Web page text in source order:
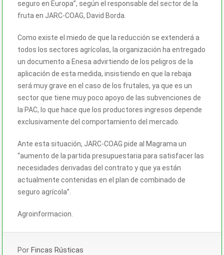
seguro en Europa”, según el responsable del sector de la
fruta en JARC-COAG, David Borda.
Como existe el miedo de que la reducción se extenderá a
todos los sectores agrícolas, la organización ha entregado
un documento a Enesa advirtiendo de los peligros de la
aplicación de esta medida, insistiendo en que la rebaja
será muy grave en el caso de los frutales, ya que es un
sector que tiene muy poco apoyo de las subvenciones de
la PAC, lo que hace que los productores ingresos depende
exclusivamente del comportamiento del mercado.
Ante esta situación, JARC-COAG pide al Magrama un
“aumento de la partida presupuestaria para satisfacer las
necesidades derivadas del contrato y que ya están
actualmente contenidas en el plan de combinado de
seguro agrícola”.
Agroinformacion.
Por Fincas Rústicas